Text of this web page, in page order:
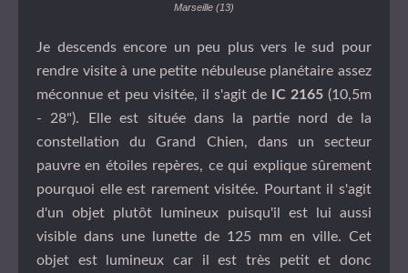
Marseille (13)
Je descends encore un peu plus vers le sud pour
rendre visite à une petite nébuleuse planétaire assez
méconnue et peu visitée, il s'agit de
IC 2165 (10,5m
- 28"). Elle est située dans la partie nord de la
constellation du Grand Chien, dans un secteur
pauvre en étoiles repères, ce qui explique sûrement
pourquoi elle est rarement visitée. Pourtant il s'agit
d'un objet plutôt lumineux puisqu'il est lui aussi
visible dans une lunette de 125 mm en ville. Cet
objet est lumineux car il est très petit et donc